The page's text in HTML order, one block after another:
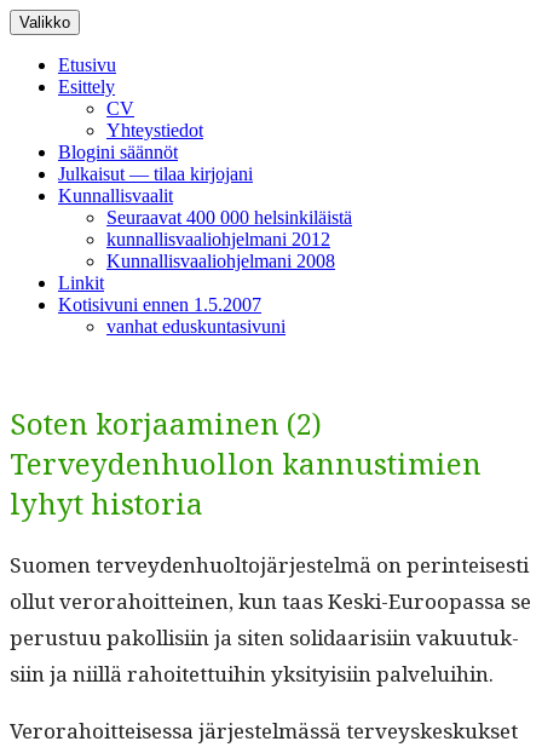
Siirry
sisältöön
Valikko
Etusivu
Esittely
CV
Yhteystiedot
Blogini säännöt
Julkaisut — tilaa kirjojani
Kunnallisvaalit
Seuraavat 400 000 helsinkiläistä
kunnallisvaaliohjelmani 2012
Kunnallisvaaliohjelmani 2008
Linkit
Kotisivuni ennen 1.5.2007
vanhat eduskuntasivuni
Soten korjaaminen (2)
Terveydenhuollon kannustimien
lyhyt historia
Suomen ter­vey­den­huolto­jär­jestelmä on per­in­teis­es­ti
ollut verora­hoit­teinen, kun taas Kes­ki-Euroopas­sa se
perus­tuu pakol­lisi­in ja siten sol­i­daarisi­in vaku­u­tuk­
si­in ja niil­lä rahoitet­tui­hin yksi­ty­isi­in palveluihin.
Verora­hoit­teises­sa jär­jestelmässä ter­veyskeskuk­set